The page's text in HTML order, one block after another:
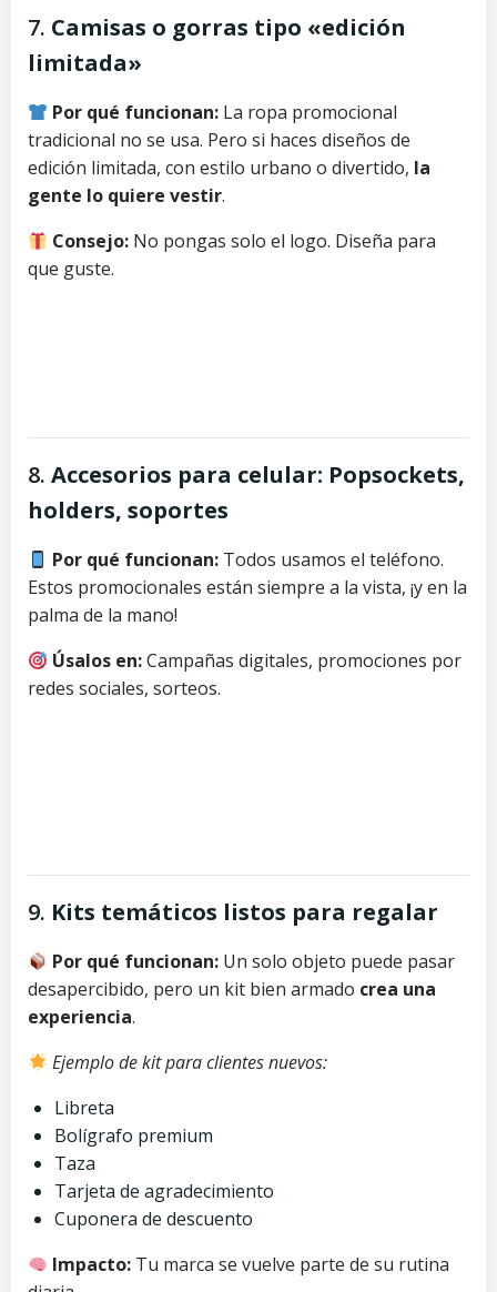
7. Camisas o gorras tipo «edición
limitada»
Por qué funcionan: La ropa promocional
tradicional no se usa. Pero si haces diseños de
edición limitada, con estilo urbano o divertido, la
gente lo quiere vestir.
Consejo: No pongas solo el logo. Diseña para
que guste.
8. Accesorios para celular: Popsockets,
holders, soportes
Por qué funcionan: Todos usamos el teléfono.
Estos promocionales están siempre a la vista, ¡y en la
palma de la mano!
Úsalos en:Campañas digitales, promociones por
redes sociales, sorteos.
9. Kits temáticos listos para regalar
Por qué funcionan: Un solo objeto puede pasar
desapercibido, pero un kit bien armado crea una
experiencia.
Ejemplo de kit para clientes nuevos:
Libreta
Bolígrafo premium
Taza
Tarjeta de agradecimiento
Cuponera de descuento
Impacto: Tu marca se vuelve parte de su rutina